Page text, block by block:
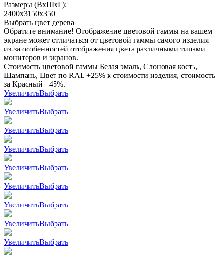
Размеры (ВхШхГ):
2400х3150х350
Выбрать цвет дерева
Обратите внимание! Отображение цветовой гаммы на вашем
экране может отличаться от цветовой гаммы самого изделия
из-за особенностей отображения цвета различными типами
мониторов и экранов.
Стоимость цветовой гаммы Белая эмаль, Слоновая кость,
Шампань, Цвет по RAL +25% к стоимости изделия, стоимость
за Красный +45%.
УвеличитьВыбрать
УвеличитьВыбрать
УвеличитьВыбрать
УвеличитьВыбрать
УвеличитьВыбрать
УвеличитьВыбрать
УвеличитьВыбрать
УвеличитьВыбрать
УвеличитьВыбрать